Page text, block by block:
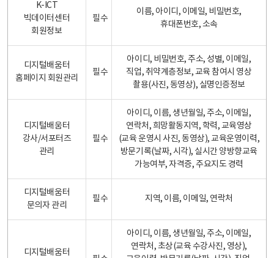
K-ICT
빅데이터센터
회원정보
필수
이름, 아이디, 이메일, 비밀번호,
휴대폰번호, 소속
디지털배움터
홈페이지 회원관리
필수
아이디, 비밀번호, 주소, 성별, 이메일,
직업, 취약계층정보, 교육 참여시 영상
촬용(사진, 동영상), 실명인증정보
디지털배움터
강사/서포터즈
관리
필수
아이디, 이름, 생년월일, 주소, 이메일,
연락처, 희망활동지역, 학력, 교육영상
(교육 운영시 사진, 동영상), 교육운영이력,
방문기록(날짜, 시각), 실시간 양방향교육
가능여부, 자격증, 주요지도 경력
디지털배움터
문의자 관리
필수 지역, 이름, 이메일, 연락처
디지털배움터
아이디, 이름, 생년월일, 주소, 이메일,
연락처, 초상(교육 수강사진, 영상),